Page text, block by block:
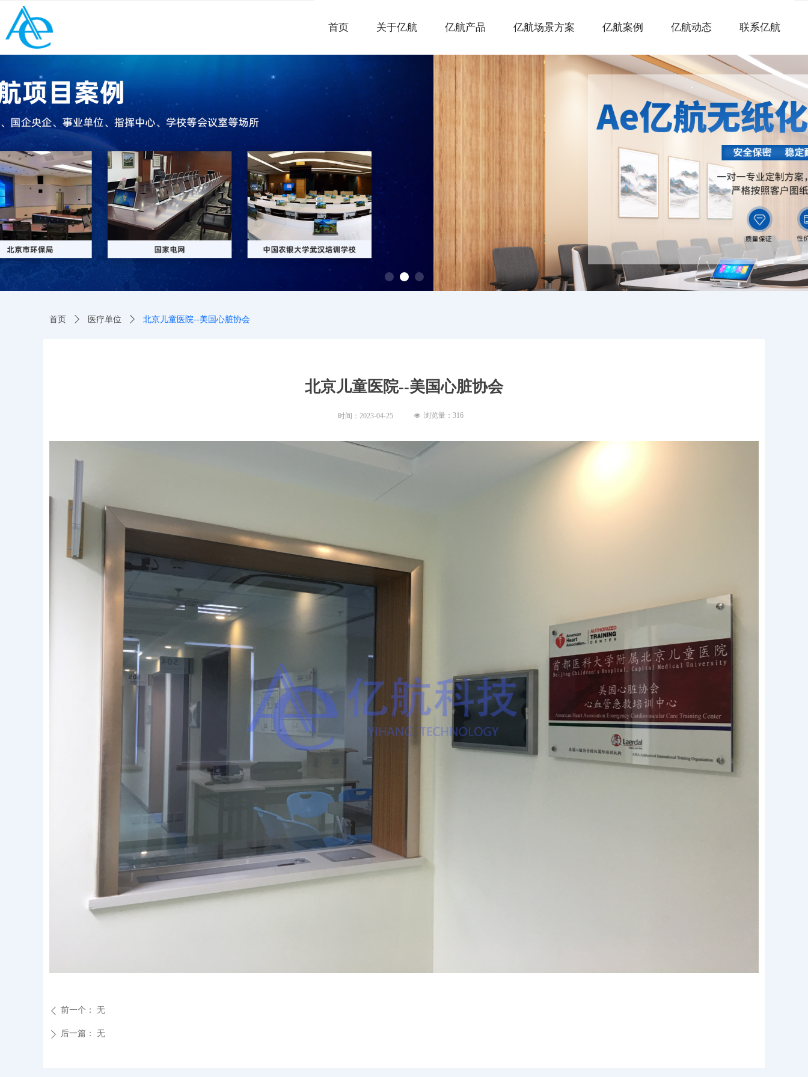
首页 关于亿航 亿航产品 亿航场景方案 亿航案例 亿航动态 联系亿航
首页 ꄲ 医疗单位 ꄲ 北京儿童医院--美国心脏协会
北京儿童医院--美国心脏协会
时间： 2023-04-25 넶 浏览量： 316
ꄴ 前一个： 无
ꄲ 后一篇： 无